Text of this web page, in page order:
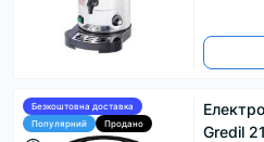
Безкоштовна доставка
Популярний
Продано
Gredil